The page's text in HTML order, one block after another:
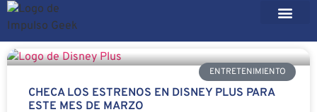
ENTRETENIMIENTO
CHECA LOS ESTRENOS EN DISNEY PLUS PARA
ESTE MES DE MARZO